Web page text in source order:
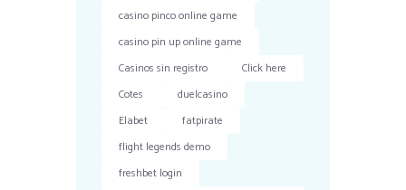
casino pinco online game
casino pin up online game
Casinos sin registro
Click here
Cotes
duelcasino
Elabet
fatpirate
flight legends demo
freshbet login